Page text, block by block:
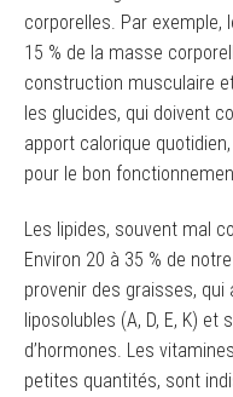
corporelles. Par exemple,
15 % de la masse
construction musculaire
les glucides, qui doivent
apport calorique
pour le bon
Les lipides, souvent mal
Environ 20 à 35 % de
provenir des graisses, qui
liposolubles (A, D, E, K)
d’hormones. Les
petites quantités, sont